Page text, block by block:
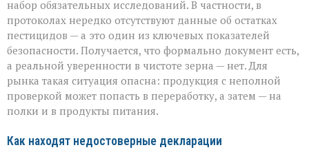
набор обязательных исследований. В частности, в
протоколах нередко отсутствуют данные об остатках
пестицидов — а это один из ключевых показателей
безопасности. Получается, что формально документ есть,
а реальной уверенности в чистоте зерна — нет. Для
рынка такая ситуация опасна: продукция с неполной
проверкой может попасть в переработку, а затем — на
полки и в продукты питания.
Как находят недостоверные декларации